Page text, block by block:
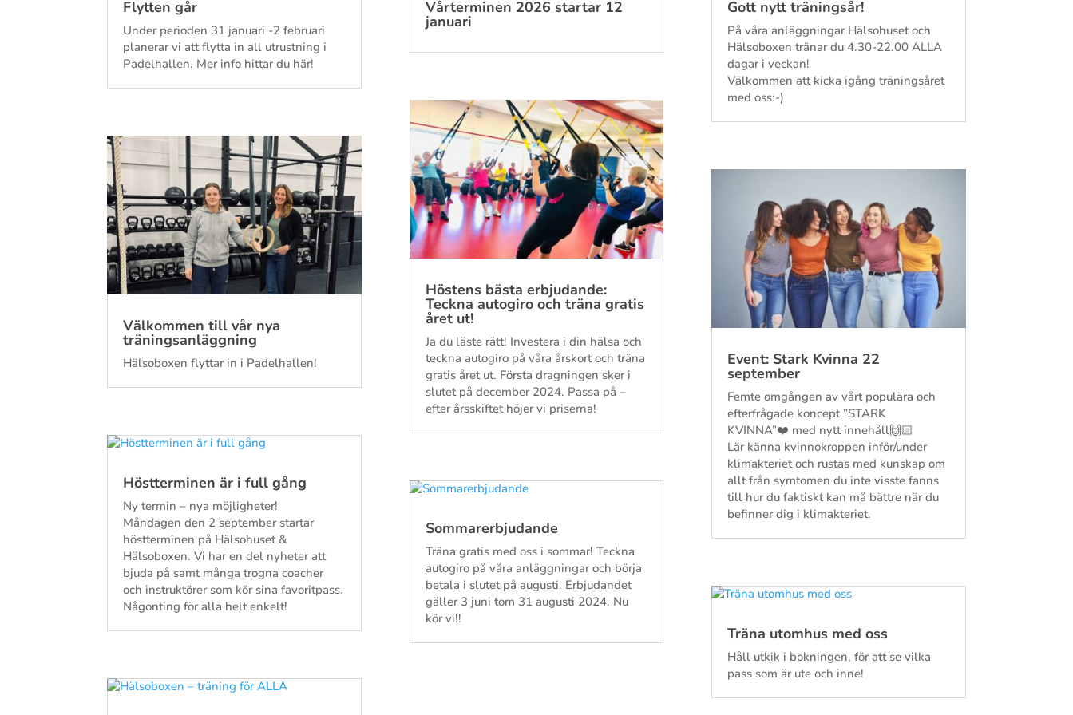
Flytten går
Under perioden 31 januari -2 februari
planerar vi att flytta in all utrustning i
Padelhallen. Mer info hittar du här!
Välkommen till vår nya
träningsanläggning
Hälsoboxen flyttar in i Padelhallen!
Höstterminen är i full gång
Ny termin – nya möjligheter!
Måndagen den 2 september startar
höstterminen på Hälsohuset &
Hälsoboxen. Vi har en del nyheter att
bjuda på samt många trogna coacher
och instruktörer som kör sina favoritpass.
Någonting för alla helt enkelt!
Vårterminen 2026 startar 12
januari
Höstens bästa erbjudande:
Teckna autogiro och träna gratis
året ut!
Ja du läste rätt! Investera i din hälsa och
teckna autogiro på våra årskort och träna
gratis året ut. Första dragningen sker i
slutet på december 2024. Passa på –
efter årsskiftet höjer vi priserna!
Sommarerbjudande
Träna gratis med oss i sommar! Teckna
autogiro på våra anläggningar och börja
betala i slutet på augusti. Erbjudandet
gäller 3 juni tom 31 augusti 2024. Nu
kör vi!!
Gott nytt träningsår!
På våra anläggningar Hälsohuset och
Hälsoboxen tränar du 4.30-22.00 ALLA
dagar i veckan!
Välkommen att kicka igång träningsåret
med oss:-)
Event: Stark Kvinna 22
september
Femte omgången av vårt populära och
efterfrågade koncept ”STARK
KVINNA”❤️ med nytt innehåll🙌🏻
Lär känna kvinnokroppen inför/under
klimakteriet och rustas med kunskap om
allt från symtomen du inte visste fanns
till hur du faktiskt kan må bättre när du
befinner dig i klimakteriet.
Träna utomhus med oss
Håll utkik i bokningen, för att se vilka
pass som är ute och inne!